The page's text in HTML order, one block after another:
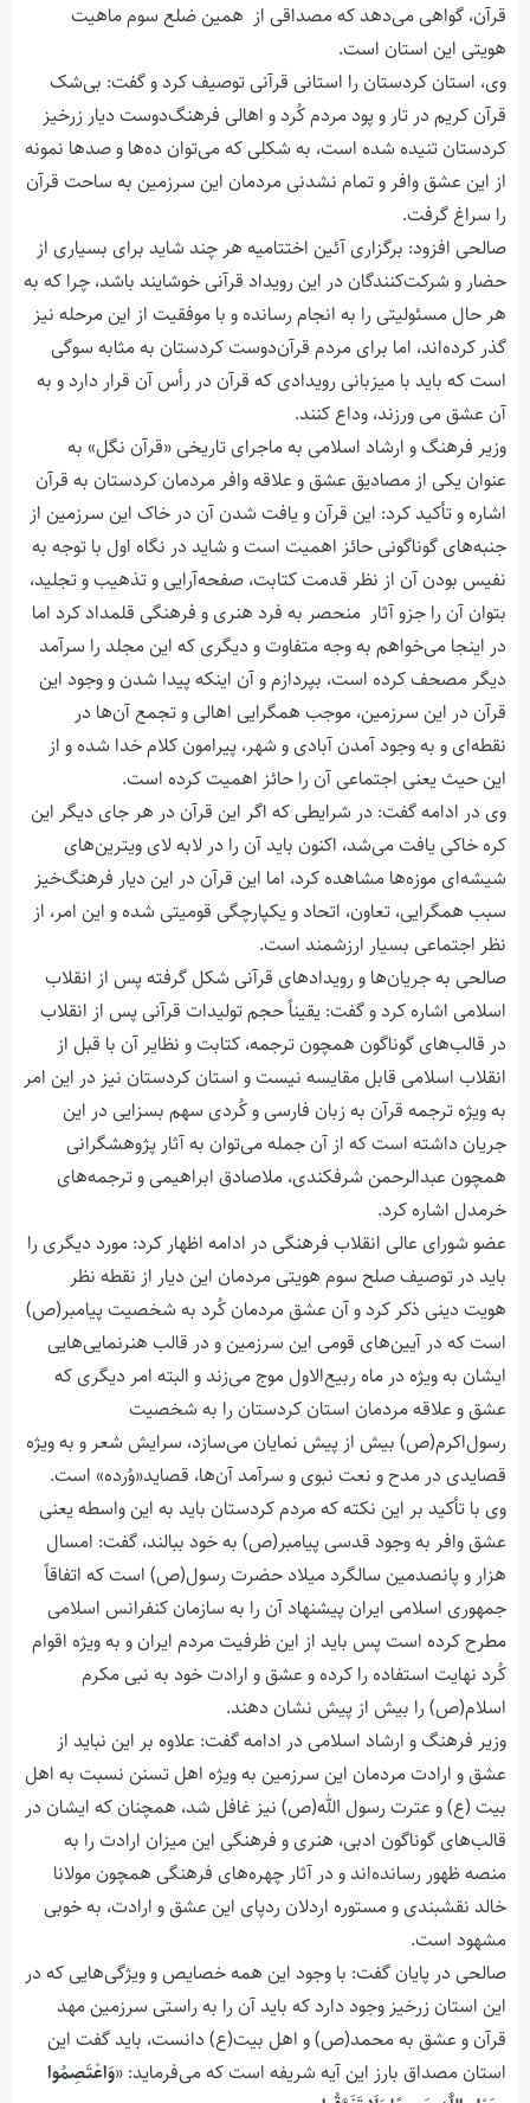
قرآن، گواهی می‌دهد که مصداقی از همین ضلع سوم ماهیت
هویتی این استان است.
وی، استان کردستان را استانی قرآنی توصیف کرد و گفت: بی‌شک
قرآن کریم در تار و پود مردم کُرد و اهالی فرهنگ‌دوست دیار زرخیز
کردستان تنیده شده است، به شکلی که می‌توان ده‌ها و صدها نمونه
از این عشق وافر و تمام نشدنی مردمان این سرزمین به ساحت قرآن
را سراغ گرفت.
صالحی افزود: برگزاری آئین اختتامیه هر چند شاید برای بسیاری از
حضار و شرکت‌کنندگان در این رویداد قرآنی خوشایند باشد، چرا که به
هر حال مسئولیتی را به انجام رسانده و با موفقیت از این مرحله نیز
گذر کرده‌اند، اما برای مردم قرآن‌دوست کردستان به مثابه سوگی
است که باید با میزبانی رویدادی که قرآن در رأس آن قرار دارد و به
آن عشق می ورزند، وداع کنند.
وزیر فرهنگ و ارشاد اسلامی به ماجرای تاریخی «قرآن نگل» به
عنوان یکی از مصادیق عشق و علاقه وافر مردمان کردستان به قرآن
اشاره و تأکید کرد: این قرآن و یافت شدن آن در خاک این سرزمین از
جنبه‌های گوناگونی حائز اهمیت است و شاید در نگاه اول با توجه به
نفیس بودن آن از نظر قدمت کتابت، صفحه‌آرایی و تذهیب و تجلید،
بتوان آن را جزو آثار منحصر به فرد هنری و فرهنگی قلمداد کرد اما
در اینجا می‌خواهم به وجه متفاوت و دیگری که این مجلد را سرآمد
دیگر مصحف کرده است، بپردازم و آن اینکه پیدا شدن و وجود این
قرآن در این سرزمین، موجب همگرایی اهالی و تجمع آن‌ها در
نقطه‌ای و به وجود آمدن آبادی و شهر، پیرامون کلام خدا شده و از
این حیث یعنی اجتماعی آن را حائز اهمیت کرده است.
وی در ادامه گفت: در شرایطی که اگر این قرآن در هر جای دیگر این
کره خاکی یافت می‌شد، اکنون باید آن را در لابه لای ویترین‌های
شیشه‌ای موزه‌ها مشاهده کرد، اما این قرآن در این دیار فرهنگ‌خیز
سبب همگرایی، تعاون، اتحاد و یکپارچگی قومیتی شده و این امر، از
نظر اجتماعی بسیار ارزشمند است.
صالحی به جریان‌ها و رویدادهای قرآنی شکل گرفته پس از انقلاب
اسلامی اشاره کرد و گفت: یقیناً حجم تولیدات قرآنی پس از انقلاب
در قالب‌های گوناگون همچون ترجمه، کتابت و نظایر آن با قبل از
انقلاب اسلامی قابل مقایسه نیست و استان کردستان نیز در این امر
به ویژه ترجمه قرآن به زبان فارسی و کُردی سهم بسزایی در این
جریان داشته است که از آن جمله می‌توان به آثار پژوهشگرانی
همچون عبدالرحمن شرفکندی، ملاصادق ابراهیمی و ترجمه‌های
خرمدل اشاره کرد.
عضو شورای عالی انقلاب فرهنگی در ادامه اظهار کرد: مورد دیگری را
باید در توصیف صلح سوم هویتی مردمان این دیار از نقطه نظر
هویت دینی ذکر کرد و آن عشق مردمان کُرد به شخصیت پیامبر(ص)
است که در آیین‌های قومی این سرزمین و در قالب هنرنمایی‌هایی
ایشان به ویژه در ماه ربیع‌الاول موج می‌زند و البته امر دیگری که
عشق و علاقه مردمان استان کردستان را به شخصیت
رسول‌اکرم(ص) بیش از پیش نمایان می‌سازد، سرایش شعر و به ویژه
قصایدی در مدح و نعت نبوی و سرآمد آن‌ها، قصاید«وُرده» است.
وی با تأکید بر این نکته که مردم کردستان باید به این واسطه یعنی
عشق وافر به وجود قدسی پیامبر(ص) به خود ببالند، گفت: امسال
هزار و پانصدمین سالگرد میلاد حضرت رسول(ص) است که اتفاقاً
جمهوری اسلامی ایران پیشنهاد آن را به سازمان کنفرانس اسلامی
مطرح کرده است پس باید از این ظرفیت مردم ایران و به ویژه اقوام
کُرد نهایت استفاده را کرده و عشق و ارادت خود به نبی مکرم
اسلام(ص) را بیش از پیش نشان دهند.
وزیر فرهنگ و ارشاد اسلامی در ادامه گفت: علاوه بر این نباید از
عشق و ارادت مردمان این سرزمین به ویژه اهل تسنن نسبت به اهل
بیت (ع) و عترت رسول الله(ص) نیز غافل شد، همچنان که ایشان در
قالب‌های گوناگون ادبی، هنری و فرهنگی این میزان ارادت را به
منصه ظهور رسانده‌اند و در آثار چهره‌های فرهنگی همچون مولانا
خالد نقشبندی و مستوره اردلان ردپای این عشق و ارادت، به خوبی
مشهود است.
صالحی در پایان گفت: با وجود این همه خصایص و ویژگی‌هایی که در
این استان زرخیز وجود دارد که باید آن را به راستی سرزمین مهد
قرآن و عشق به محمد(ص) و اهل بیت(ع) دانست، باید گفت این
استان مصداق بارز این آیه شریفه است که می‌فرماید: «وَاعْتَصِمُوا